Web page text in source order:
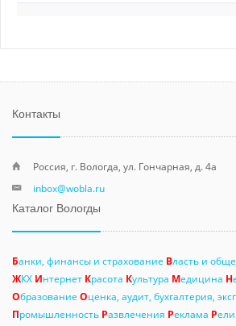
Контакты
Россия, г. Вологда, ул. Гончарная, д. 4а
inbox@wobla.ru
Каталог Вологды
Банки, финансы и страхование Власть и
ЖКХ Интернет Красота Культура Медицина Н
Образование Оценка, аудит, бухгалтерия,
Промышленность Развлечения Реклама Р